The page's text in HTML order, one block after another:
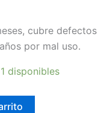
cubre
por mal uso.
1 disponibles